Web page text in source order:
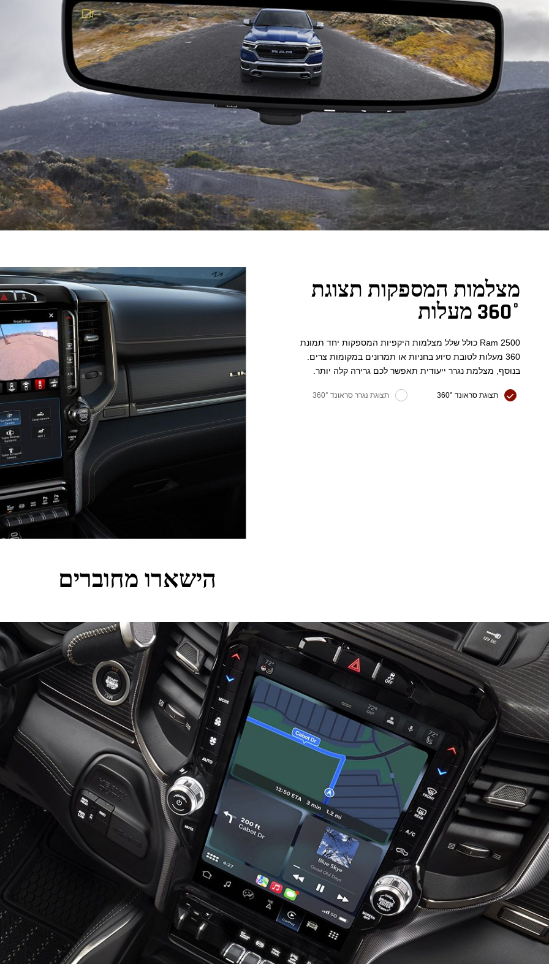
מצלמות המספקות תצוגת
360° מעלות
Ram 2500 כולל שלל מצלמות היקפיות המספקות יחד תמונת
360 מעלות לטובת סיוע בחניות או תמרונים במקומות צרים.
בנוסף, מצלמת נגרר ייעודית תאפשר לכם גרירה קלה יותר.
תצוגת סראונד 360° תצוגת נגרר סראונד 360°
הישארו מחוברים